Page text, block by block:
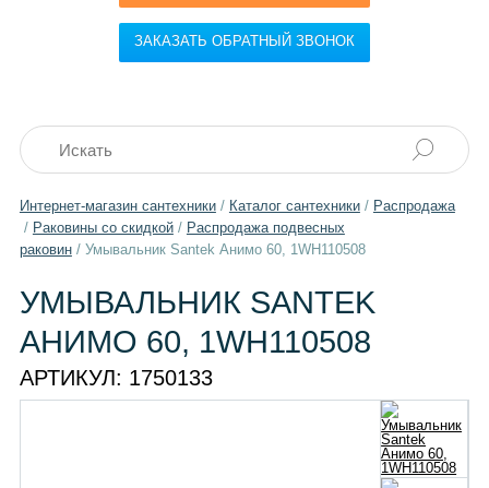
ЗАКАЗАТЬ ОБРАТНЫЙ ЗВОНОК
Интернет-магазин сантехники/ Каталог сантехники/ Распродажа
/ Раковины со скидкой/ Распродажа подвесных
раковин/ Умывальник Santek Анимо 60, 1WH110508
УМЫВАЛЬНИК SANTEK
АНИМО 60, 1WH110508
АРТИКУЛ: 1750133